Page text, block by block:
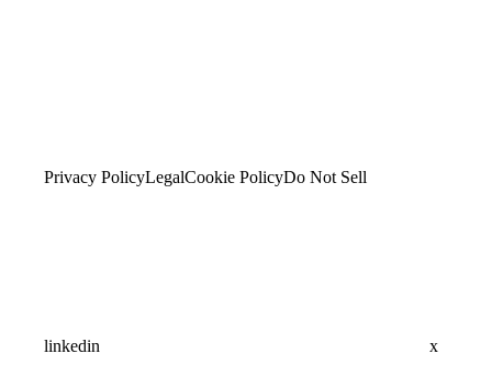
Privacy PolicyLegalCookie PolicyDo Not Sell
linkedin x